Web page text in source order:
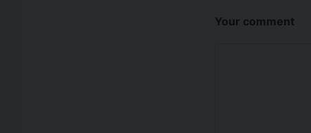
Your comment